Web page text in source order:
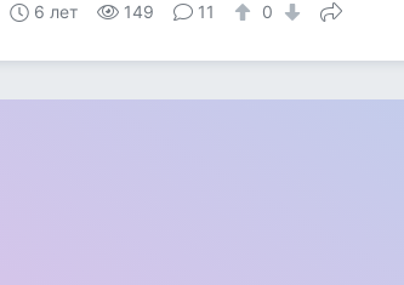
6 лет 149 11 0